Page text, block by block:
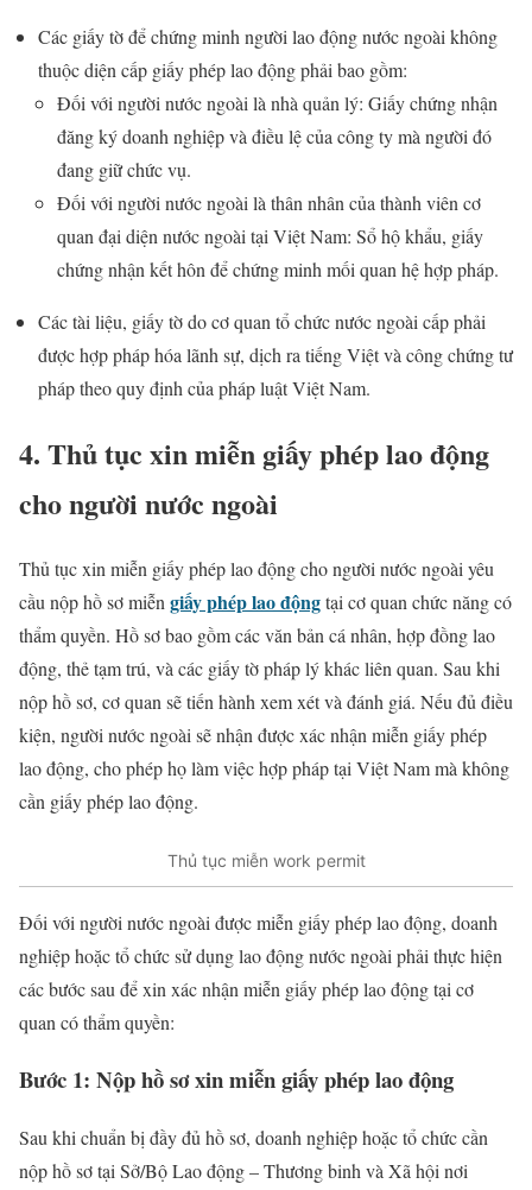
Các giấy tờ để chứng minh người lao động nước ngoài không
thuộc diện cấp giấy phép lao động phải bao gồm:
Đối với người nước ngoài là nhà quản lý: Giấy chứng nhận
đăng ký doanh nghiệp và điều lệ của công ty mà người đó
đang giữ chức vụ.
Đối với người nước ngoài là thân nhân của thành viên cơ
quan đại diện nước ngoài tại Việt Nam: Sổ hộ khẩu, giấy
chứng nhận kết hôn để chứng minh mối quan hệ hợp pháp.
Các tài liệu, giấy tờ do cơ quan tổ chức nước ngoài cấp phải
được hợp pháp hóa lãnh sự, dịch ra tiếng Việt và công chứng tư
pháp theo quy định của pháp luật Việt Nam.
4. Thủ tục xin miễn giấy phép lao động
cho người nước ngoài
Thủ tục xin miễn giấy phép lao động cho người nước ngoài yêu
cầu nộp hồ sơ miễn giấy phép lao độngtại cơ quan chức năng có
thẩm quyền. Hồ sơ bao gồm các văn bản cá nhân, hợp đồng lao
động, thẻ tạm trú, và các giấy tờ pháp lý khác liên quan. Sau khi
nộp hồ sơ, cơ quan sẽ tiến hành xem xét và đánh giá. Nếu đủ điều
kiện, người nước ngoài sẽ nhận được xác nhận miễn giấy phép
lao động, cho phép họ làm việc hợp pháp tại Việt Nam mà không
cần giấy phép lao động.
Thủ tục miễn work permit
Đối với người nước ngoài được miễn giấy phép lao động, doanh
nghiệp hoặc tổ chức sử dụng lao động nước ngoài phải thực hiện
các bước sau để xin xác nhận miễn giấy phép lao động tại cơ
quan có thẩm quyền:
Bước 1: Nộp hồ sơ xin miễn giấy phép lao động
Sau khi chuẩn bị đầy đủ hồ sơ, doanh nghiệp hoặc tổ chức cần
nộp hồ sơ tại Sở/Bộ Lao động – Thương binh và Xã hội nơi